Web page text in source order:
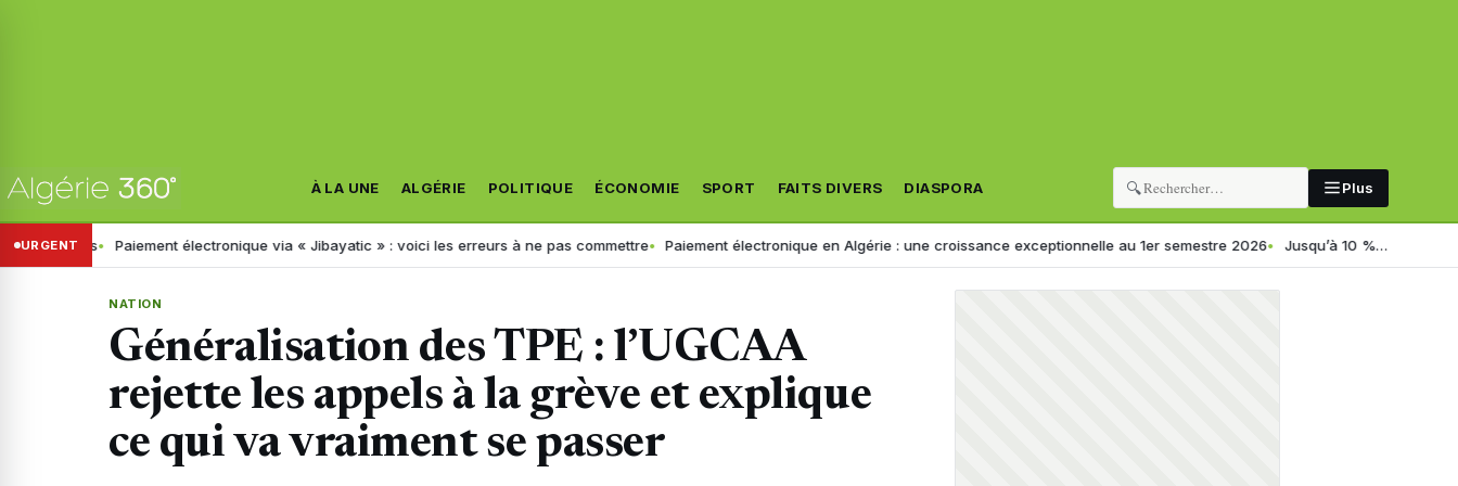
À LA UNE ALGÉRIE POLITIQUE ÉCONOMIE SPORT FAITS DIVERS DIASPORA 🔍 Plus
URGENT
Paiement électronique via « Jibayatic » : voici les erreurs à ne pas commettre Paiement électronique en Algérie : une croissance exceptionnelle au 1er semestre 2026 Jusqu’à 10 %… SONELGAZ dévoile
NATION
Généralisation des TPE : l’UGCAA
rejette les appels à la grève et explique
ce qui va vraiment se passer